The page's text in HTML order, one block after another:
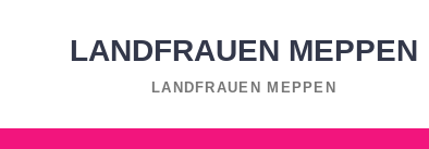
LANDFRAUEN MEPPEN
LANDFRAUEN MEPPEN